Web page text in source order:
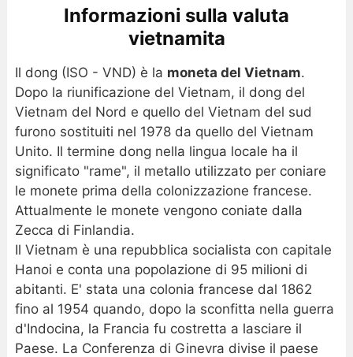
Informazioni sulla valuta
vietnamita
Il dong (ISO - VND) è la moneta del Vietnam.
Dopo la riunificazione del Vietnam, il dong del
Vietnam del Nord e quello del Vietnam del sud
furono sostituiti nel 1978 da quello del Vietnam
Unito. Il termine dong nella lingua locale ha il
significato "rame", il metallo utilizzato per coniare
le monete prima della colonizzazione francese.
Attualmente le monete vengono coniate dalla
Zecca di Finlandia.
Il Vietnam è una repubblica socialista con capitale
Hanoi e conta una popolazione di 95 milioni di
abitanti. E' stata una colonia francese dal 1862
fino al 1954 quando, dopo la sconfitta nella guerra
d'Indocina, la Francia fu costretta a lasciare il
Paese. La Conferenza di Ginevra divise il paese